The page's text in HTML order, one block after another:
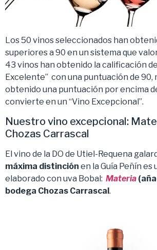
Los 50 vinos seleccionados han
superiores a 90 en un sistema que
43 vinos han obtenido la calificación
Excelente” con una puntuación de 90,
obtenido una puntuación por encima
convierte en un “Vino Excepcional”.
Nuestro vino excepcional:
Chozas Carrascal
El vino de la DO de Utiel-Requena
máxima distinción en la Guía Peñín es
elaborado con uva Bobal: Materia
bodega Chozas Carrascal.